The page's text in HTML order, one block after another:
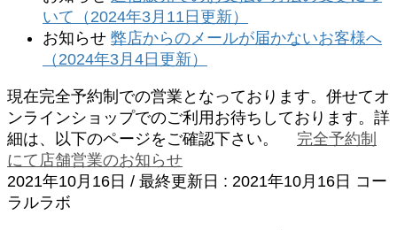
いて（2024年3月11日更新）
お知らせ 弊店からのメールが届かないお客様へ
（2024年3月4日更新）
現在完全予約制での営業となっております。併せてオ
ンラインショップでのご利用お待ちしております。詳
細は、以下のページをご確認下さい。
完全予約制
にて店舗営業のお知らせ
2021年10月16日 / 最終更新日 : 2021年10月16日 コー
ラルラボ